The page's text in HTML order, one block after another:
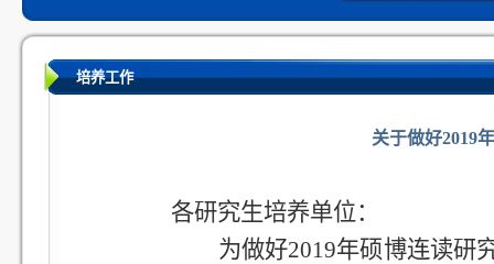
培养工作
关于做好2019
各研究生培养单位：
为做好2019年硕博连读研